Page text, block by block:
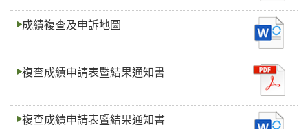
成績複查及申訴地圖
複查成績申請表暨結果通知書
複查成績申請表暨結果通知書